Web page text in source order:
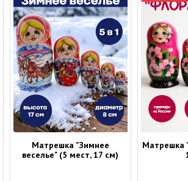
Матрешка "Зимнее
веселье" (5 мест, 17 см)
Матрешка